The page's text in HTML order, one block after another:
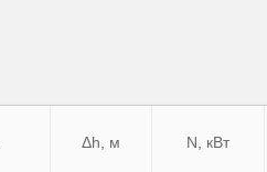
Δh, м N, кВт